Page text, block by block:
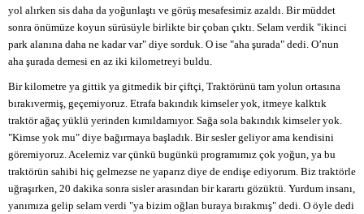
yol alırken sis daha da yoğunlaştı ve görüş mesafesimiz azaldı. Bir müddet
sonra önümüze koyun sürüsüyle birlikte bir çoban çıktı. Selam verdik "ikinci
park alanına daha ne kadar var" diye sorduk. O ise "aha şurada" dedi. O’nun
aha şurada demesi en az iki kilometreyi buldu.
Bir kilometre ya gittik ya gitmedik bir çiftçi, Traktörünü tam yolun ortasına
bırakıvermiş, geçemiyoruz. Etrafa bakındık kimseler yok, itmeye kalktık
traktör ağaç yüklü yerinden kımıldamıyor. Sağa sola bakındık kimseler yok.
"Kimse yok mu" diye bağırmaya başladık. Bir sesler geliyor ama kendisini
göremiyoruz. Acelemiz var çünkü bugünkü programımız çok yoğun, ya bu
traktörün sahibi hiç gelmezse ne yaparız diye de endişe ediyorum. Biz traktörle
uğraşırken, 20 dakika sonra sisler arasından bir karartı gözüktü. Yurdum insanı,
yanımıza gelip selam verdi "ya bizim oğlan buraya bırakmış" dedi. O öyle dedi